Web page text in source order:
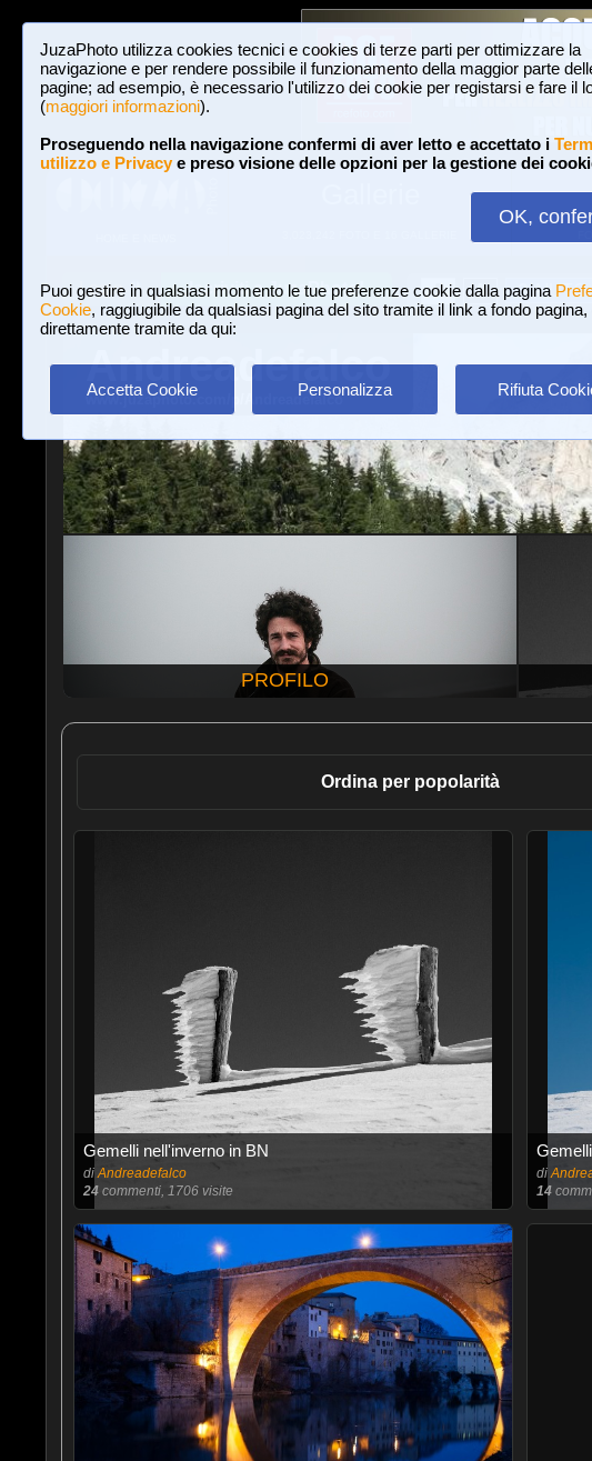
JuzaPhoto utilizza cookies tecnici e cookies di terze parti per ottimizzare la
navigazione e per rendere possibile il funzionamento della maggior parte
pagine; ad esempio, è necessario l'utilizzo dei cookie per registarsi e fare il
(maggiori informazioni).
Proseguendo nella navigazione confermi di aver letto e accettato i
utilizzo e Privacye preso visione delle opzioni per la gestione dei
OK,
Puoi gestire in qualsiasi momento le tue preferenze cookie dalla pagina
Cookie, raggiugibile da qualsiasi pagina del sito tramite il link a fondo pagina,
direttamente tramite da qui:
Accetta Cookie Personalizza Rifiuta
Login Iscriviti a JuzaPhoto! A A ?AIUTO
Andreadefalco
www.juzaphoto.com/p/Andreadefalco
PROFILO
Ordina per popolarità
Gemelli nell'inverno in BN
diAndreadefalco
24commenti, 1706 visite
di
14